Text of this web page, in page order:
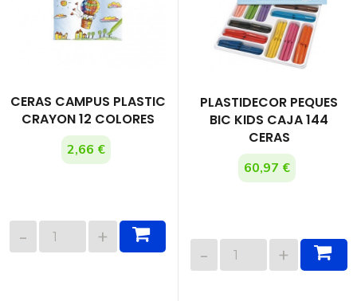
CERAS CAMPUS PLASTIC
CRAYON 12 COLORES
2,66 €
PLASTIDECOR PEQUES
BIC KIDS CAJA 144
CERAS
60,97 €